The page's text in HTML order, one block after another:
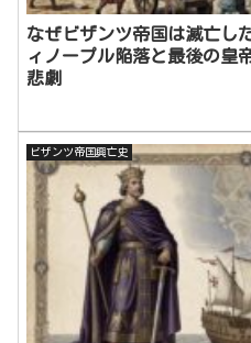
なぜビザンツ帝国は滅亡し
ィノープル陥落と最後の皇
悲劇
ビザンツ帝国興亡史